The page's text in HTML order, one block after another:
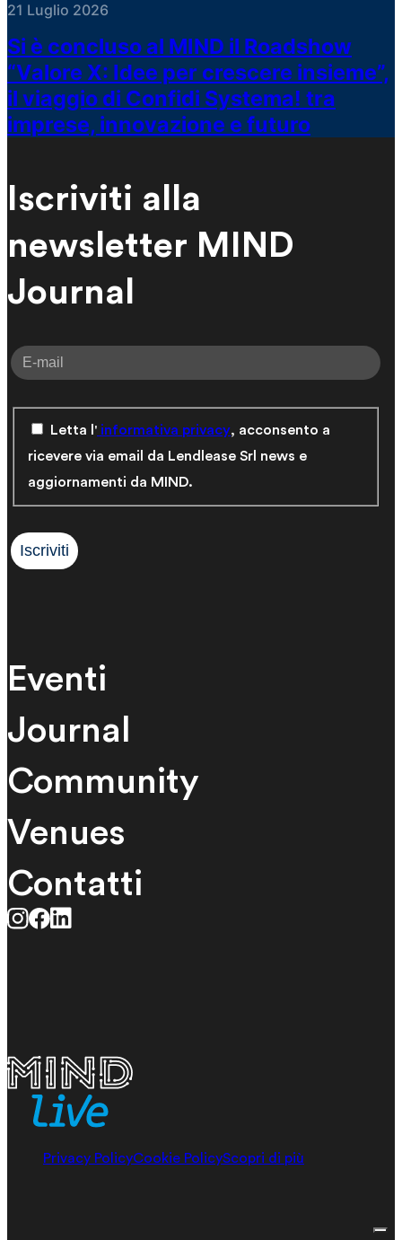
21 Luglio 2026
Si è concluso al MIND il Roadshow
“Valore X: Idee per crescere insieme”,
il viaggio di Confidi Systema! tra
imprese, innovazione e futuro
Iscriviti alla
newsletter MIND
Journal
Letta l' informativa privacy, acconsento a
ricevere via email da Lendlease Srl news e
aggiornamenti da MIND.
Eventi
Journal
Community
Venues
Contatti
Privacy PolicyCookie PolicyScopri di più